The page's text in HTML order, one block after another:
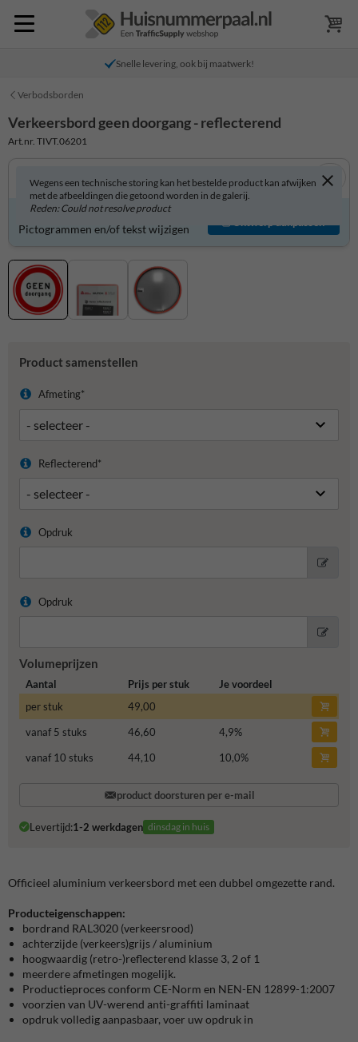
Snelle levering, ook bij maatwerk!
Verbodsborden
Verkeersbord geen doorgang - reflecterend
Art.nr. TIVT.06201
Wegens een technische storing kan het bestelde product kan afwijken
met de afbeeldingen die getoond worden in de galerij.
Reden: Could not resolve product
Verkeersbord zelf aanpassen?
Pictogrammen en/of tekst wijzigen
Ontwerp aanpassen
Product samenstellen
Afmeting*
Reflecterend*
Opdruk
Opdruk
Volumeprijzen
Aantal Prijs per stuk
Je voordeel
per stuk
49,00
vanaf 5 stuks
46,60 4,9%
vanaf 10 stuks
44,10 10,0%
product doorsturen per e-mail
Levertijd:1-2 werkdagen dinsdag in huis
Officieel aluminium verkeersbord met een dubbel omgezette rand.
Producteigenschappen:
bordrand RAL3020 (verkeersrood)
achterzijde (verkeers)grijs / aluminium
hoogwaardig (retro-)reflecterend klasse 3, 2 of 1
meerdere afmetingen mogelijk.
Productieproces conform CE-Norm en NEN-EN 12899-1:2007
voorzien van UV-werend anti-graffiti laminaat
opdruk volledig aanpasbaar, voer uw opdruk in